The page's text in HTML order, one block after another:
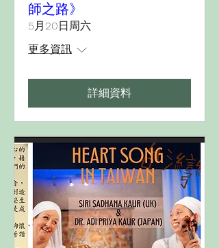
師之路》
5月20日周六
更多資訊
詳細資料